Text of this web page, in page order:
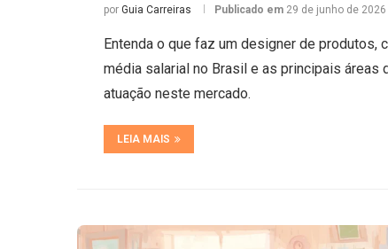
por Guia Carreiras Publicado em 29 de junho de 2026
Entenda o que faz um designer de produtos,
média salarial no Brasil e as principais áreas
atuação neste mercado.
LEIA MAIS